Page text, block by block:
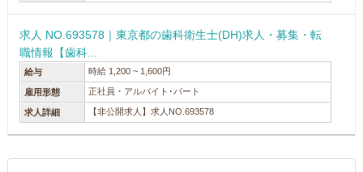
求人 NO.693578｜東京都の歯科衛生士(DH)求人・募集・転
職情報【歯科...
給与 時給 1,200 ~ 1,600円
雇用形態 正社員・アルバイト･パート
求人詳細 【非公開求人】求人NO.693578